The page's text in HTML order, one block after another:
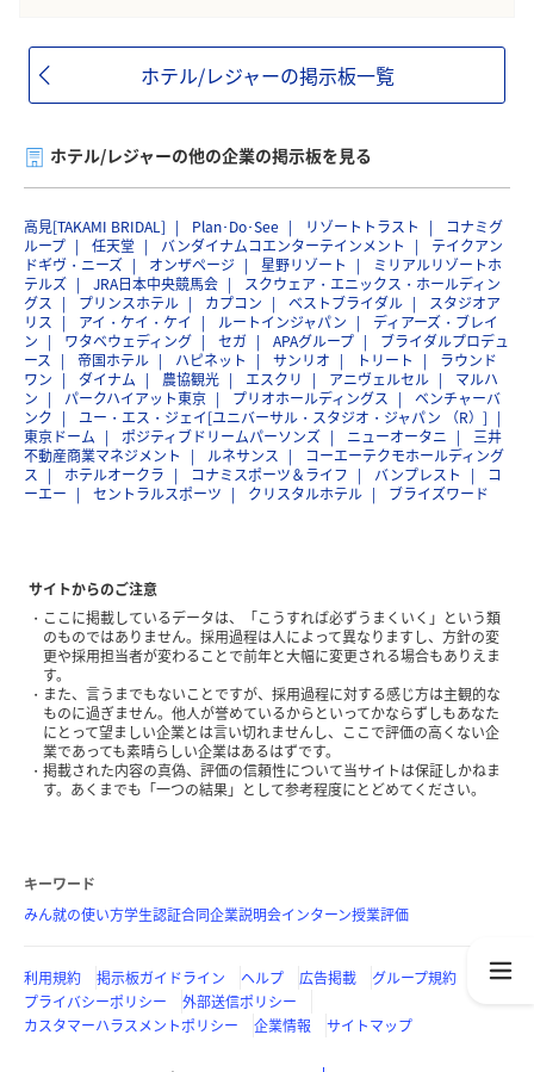
ホテル/レジャーの掲示板一覧
ホテル/レジャーの他の企業の掲示板を見る
高見[TAKAMI BRIDAL] Plan･Do･See リゾートトラスト
コナミグ
ループ
任天堂 バンダイナムコエンターテインメント
テイクアン
ドギヴ・ニーズ
オンザページ 星野リゾート
ミリアルリゾートホ
テルズ
JRA日本中央競馬会
スクウェア・エニックス・ホールディン
グス
プリンスホテル カプコン ベストブライダル
スタジオア
リス
アイ・ケイ・ケイ ルートインジャパン
ディアーズ・ブレイ
ン
ワタベウェディング セガ APAグループ
ブライダルプロデュ
ース
帝国ホテル ハピネット サンリオ トリート
ラウンド
ワン
ダイナム 農協観光 エスクリ アニヴェルセル
マルハ
ン
パークハイアット東京 プリオホールディングス
ベンチャーバ
ンク
ユー・エス・ジェイ[ユニバーサル・スタジオ・ジャパン （R）]
東京ドーム
ポジティブドリームパーソンズ ニューオータニ
三井
不動産商業マネジメント
ルネサンス
コーエーテクモホールディング
ス
ホテルオークラ コナミスポーツ＆ライフ バンプレスト
コ
ーエー
セントラルスポーツ クリスタルホテル ブライズワード
サイトからのご注意
ここに掲載しているデータは、「こうすれば必ずうまくいく」という類
のものではありません。採用過程は人によって異なりますし、方針の変
更や採用担当者が変わることで前年と大幅に変更される場合もありえま
す。
また、言うまでもないことですが、採用過程に対する感じ方は主観的な
ものに過ぎません。他人が誉めているからといってかならずしもあなた
にとって望ましい企業とは言い切れませんし、ここで評価の高くない企
業であっても素晴らしい企業はあるはずです。
掲載された内容の真偽、評価の信頼性について当サイトは保証しかねま
す。あくまでも「一つの結果」として参考程度にとどめてください。
キーワード
みん就の使い方学生認証合同企業説明会インターン授業評価
利用規約 掲示板ガイドライン ヘルプ 広告掲載
グループ規約
プライバシーポリシー
外部送信ポリシー
カスタマーハラスメントポリシー
企業情報 サイトマップ